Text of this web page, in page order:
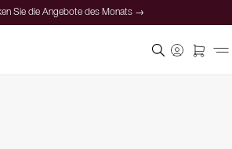
Sie die Angebote des Monats →